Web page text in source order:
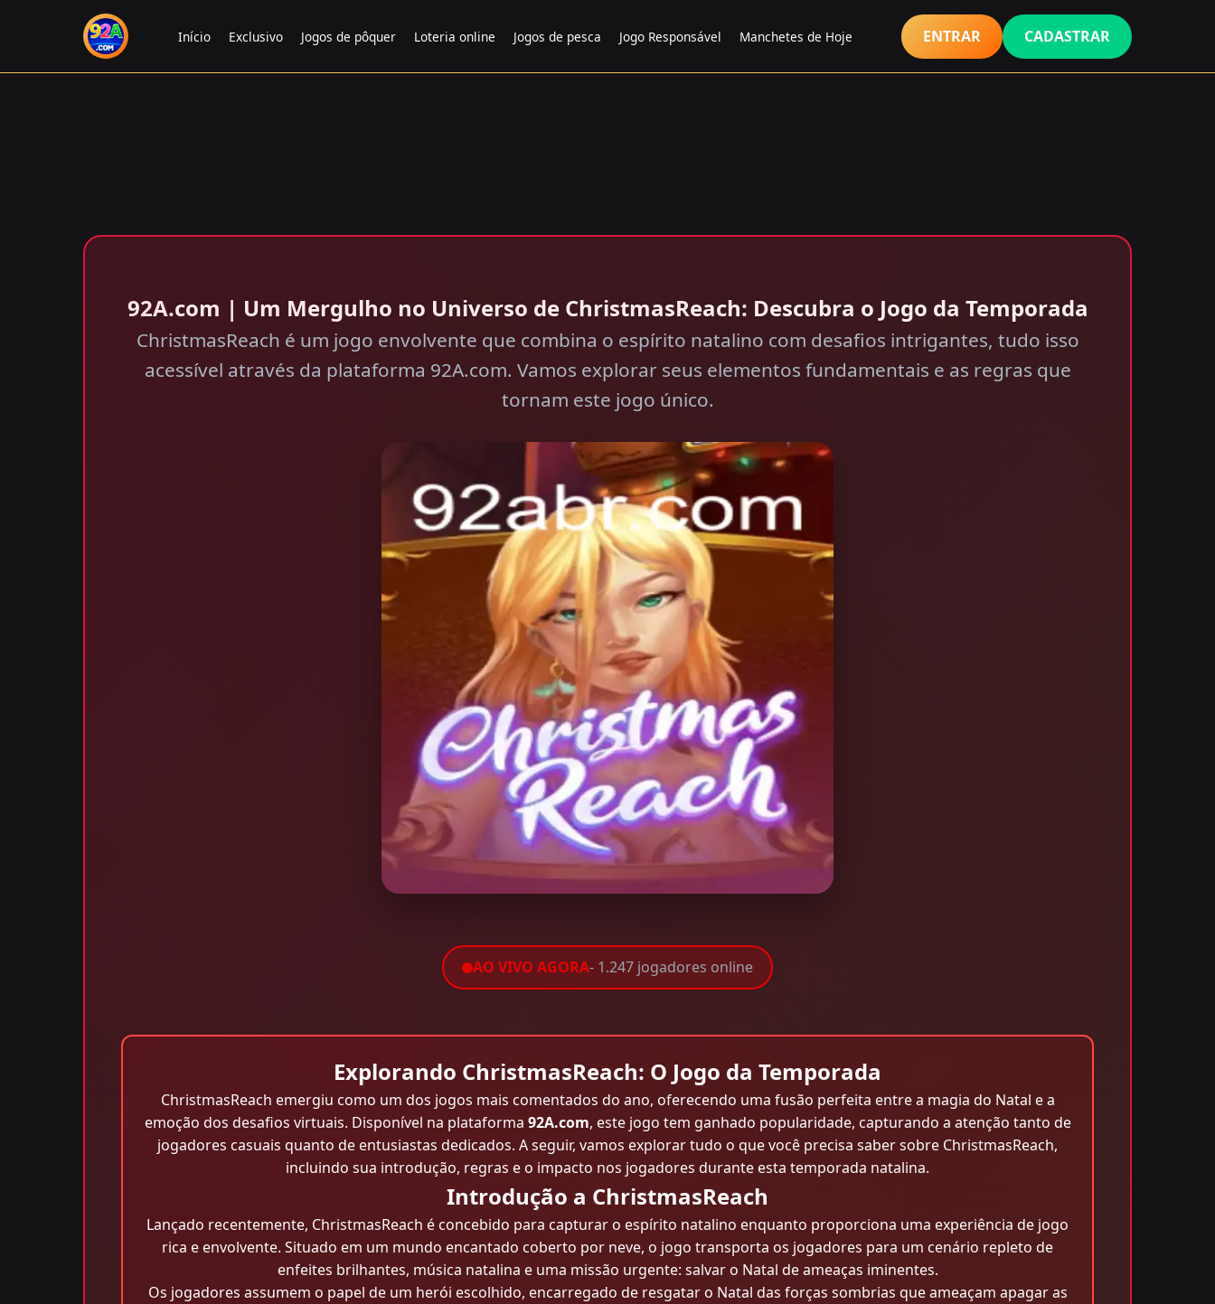
Início Exclusivo Jogos de pôquer Loteria online Jogos de pesca Jogo Responsável Manchetes de Hoje ENTRAR CADASTRAR
92A.com | Um Mergulho no Universo de ChristmasReach: Descubra o Jogo da Temporada
ChristmasReach é um jogo envolvente que combina o espírito natalino com desafios intrigantes, tudo isso
acessível através da plataforma 92A.com. Vamos explorar seus elementos fundamentais e as regras que
tornam este jogo único.
AO VIVO AGORA- 1.247 jogadores online
Explorando ChristmasReach: O Jogo da Temporada
ChristmasReach emergiu como um dos jogos mais comentados do ano, oferecendo uma fusão perfeita entre a magia do Natal e a
emoção dos desafios virtuais. Disponível na plataforma 92A.com, este jogo tem ganhado popularidade, capturando a atenção tanto de
jogadores casuais quanto de entusiastas dedicados. A seguir, vamos explorar tudo o que você precisa saber sobre ChristmasReach,
incluindo sua introdução, regras e o impacto nos jogadores durante esta temporada natalina.
Introdução a ChristmasReach
Lançado recentemente, ChristmasReach é concebido para capturar o espírito natalino enquanto proporciona uma experiência de jogo
rica e envolvente. Situado em um mundo encantado coberto por neve, o jogo transporta os jogadores para um cenário repleto de
enfeites brilhantes, música natalina e uma missão urgente: salvar o Natal de ameaças iminentes.
Os jogadores assumem o papel de um herói escolhido, encarregado de resgatar o Natal das forças sombrias que ameaçam apagar as